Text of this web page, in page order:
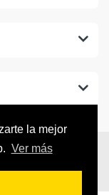
la mejor
Ver másreservados.